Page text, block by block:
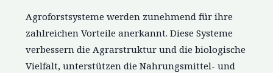
Agroforstsysteme werden zunehmend für ihre
zahlreichen Vorteile anerkannt. Diese Systeme
verbessern die Agrarstruktur und die biologische
Vielfalt, unterstützen die Nahrungsmittel- und